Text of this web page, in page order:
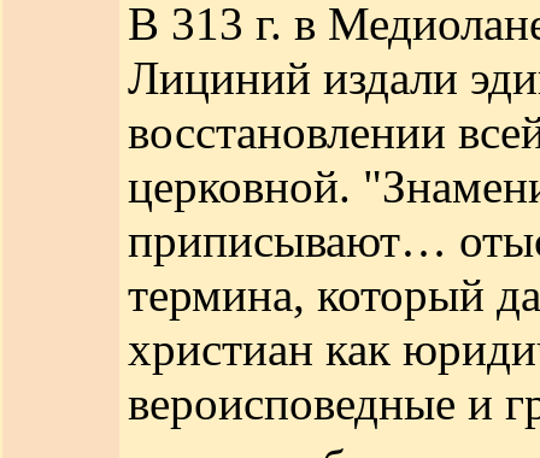
В 313 г. в
Лициний издали
восстановлении
церковной.
приписывают…
термина, который
христиан как
вероисповедные и